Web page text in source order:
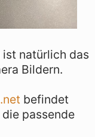
natürlich das
Bildern.
befindet
passende